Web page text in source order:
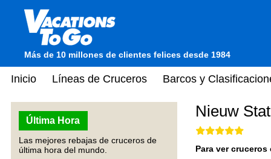
Más de 10 millones de clientes felices desde 1984
Inicio Líneas de Cruceros Barcos y
Última Hora
Las mejores rebajas de cruceros de
última hora del mundo.
Nieuw
Para ver